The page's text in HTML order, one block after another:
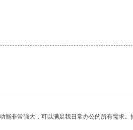
非常强大，可以满足我日常办公的所有需求。